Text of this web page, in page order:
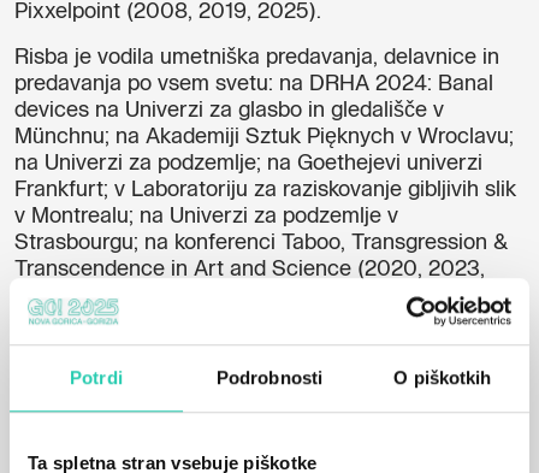
Potrdi Podrobnosti O piškotkih
Ta spletna stran vsebuje piškotke
Pixxelpoint (2008, 2019, 2025).
Risba je vodila umetniška predavanja, delavnice in
predavanja po vsem svetu: na DRHA 2024: Banal
devices na Univerzi za glasbo in gledališče v
Münchnu; na Akademiji Sztuk Pięknych v Wroclavu;
na Univerzi za podzemlje; na Goethejevi univerzi
Frankfurt; v Laboratoriju za raziskovanje gibljivih slik
v Montrealu; na Univerzi za podzemlje v
Strasbourgu; na konferenci Taboo, Transgression &
Transcendence in Art and Science (2020, 2023,
2025). Njeni raziskovalni članki in intervjuji so bili
objavljeni v različnih spletnih in tiskanih publikacijah,
vključno z Antennae: The Journal of Nature in Visual
Culture, revijo Body, Space & Technology (BST),